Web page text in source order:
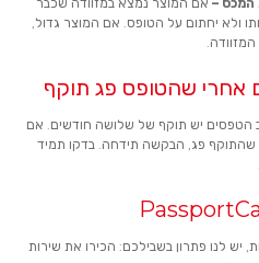
ולא יחתום על הטופס. אם המוצר גדול,
אחרי שהטופס פג תוקף
הטפסים יש תוקף של שלושה חודשים. אם
שהתוקף פג, הבקשה תידחה. בדקו תמיד
יש לנו פתרון בשבילכם: הכירו את שירות